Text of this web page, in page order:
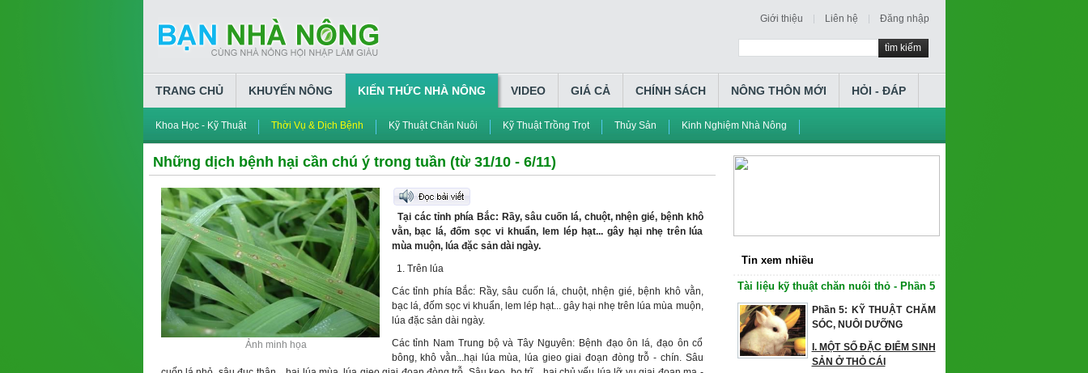
Giới thiệu Liên hệ Đăng nhập
tìm kiếm
TRANG CHỦ KHUYẾN NÔNG KIẾN THỨC NHÀ NÔNG
Khoa Học - Kỹ Thuật Thời Vụ & Dịch Bệnh Kỹ Thuật Chăn Nuôi Kỹ Thuật Trồng Trọt Thủy Sản Kinh Nghiệm Nhà Nông
VIDEO GIÁ CẢ CHÍNH SÁCH NÔNG THÔN MỚI HỎI - ĐÁP
Những dịch bệnh hại cần chú ý trong tuần (từ 31/10 - 6/11)
Ảnh minh họa
Tại các tỉnh phía Bắc: Rầy, sâu cuốn lá, chuột, nhện gié, bệnh khô
vằn, bạc lá, đốm sọc vi khuẩn, lem lép hạt... gây hại nhẹ trên lúa
mùa muộn, lúa đặc sản dài ngày.
1. Trên lúa
Các tỉnh phía Bắc: Rầy, sâu cuốn lá, chuột, nhện gié, bệnh khô vằn,
bạc lá, đốm sọc vi khuẩn, lem lép hạt... gây hại nhẹ trên lúa mùa muộn,
lúa đặc sản dài ngày.
Các tỉnh Nam Trung bộ và Tây Nguyên: Bệnh đạo ôn lá, đạo ôn cổ
bông, khô vằn...hại lúa mùa, lúa gieo giai đoạn đòng trỗ - chín. Sâu
Tin xem nhiều
Tài liệu kỹ thuật chăn nuôi thỏ - Phần 5
Phần 5: KỸ THUẬT CHĂM
SÓC, NUÔI DƯỠNG
I. MỘT SỐ ĐẶC ĐIỂM SINH
SẢN Ở THỎ CÁI